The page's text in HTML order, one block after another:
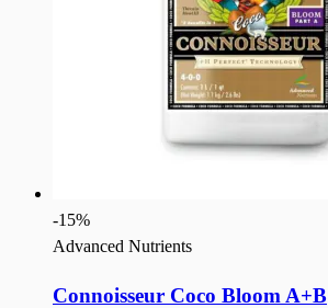
-15%
Advanced Nutrients
Connoisseur Coco Bloom A+B